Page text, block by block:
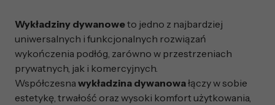
Wykładziny dywanoweto jedno z najbardziej
uniwersalnych i funkcjonalnych rozwiązań
wykończenia podłóg, zarówno w przestrzeniach
prywatnych, jak i komercyjnych.
Współczesna wykładzina dywanowałączy w sobie
estetykę, trwałość oraz wysoki komfort użytkowania,